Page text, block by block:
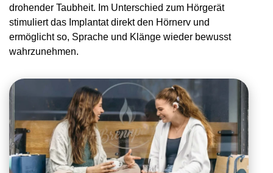
drohender Taubheit. Im Unterschied zum Hörgerät
stimuliert das Implantat direkt den Hörnerv und
ermöglicht so, Sprache und Klänge wieder bewusst
wahrzunehmen.